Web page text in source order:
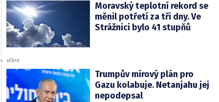
Moravský teplotní rekord se
měnil potřetí za tři dny. Ve
Strážnici bylo 41 stupňů
včera
Trumpův mírový plán pro
Gazu kolabuje. Netanjahu jej
nepodepsal